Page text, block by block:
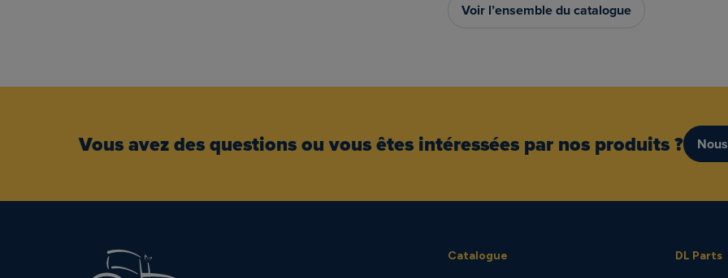
Voir l’ensemble du catalogue
Vous avez des questions ou vous êtes intéressées par nos produits ?
Catalogue DL Parts